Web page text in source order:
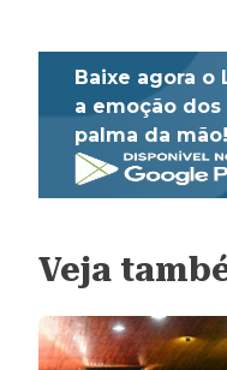
Baixe agora o
a emoção
palma da mão!
Veja